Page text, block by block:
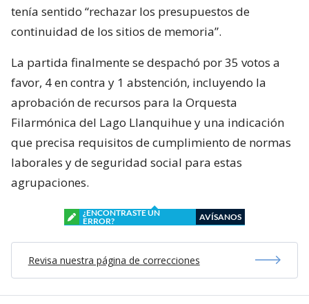
tenía sentido “rechazar los presupuestos de
continuidad de los sitios de memoria”.
La partida finalmente se despachó por 35 votos a
favor, 4 en contra y 1 abstención, incluyendo la
aprobación de recursos para la Orquesta
Filarmónica del Lago Llanquihue y una indicación
que precisa requisitos de cumplimiento de normas
laborales y de seguridad social para estas
agrupaciones.
¿ENCONTRASTE UN
ERROR?
AVÍSANOS
Revisa nuestra página de correcciones